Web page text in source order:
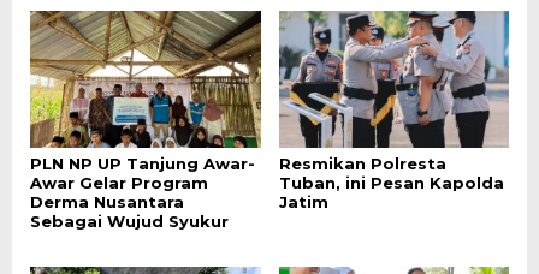
PLN NP UP Tanjung Awar-
Awar Gelar Program
Derma Nusantara
Sebagai Wujud Syukur
Resmikan Polresta
Tuban, ini Pesan Kapolda
Jatim